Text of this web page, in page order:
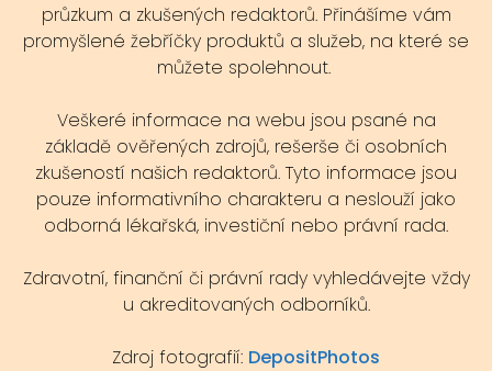
průzkum a zkušených redaktorů. Přinášíme vám
promyšlené žebříčky produktů a služeb, na které se
můžete spolehnout.
Veškeré informace na webu jsou psané na
základě ověřených zdrojů, rešerše či osobních
zkušeností našich redaktorů. Tyto informace jsou
pouze informativního charakteru a neslouží jako
odborná lékařská, investiční nebo právní rada.
Zdravotní, finanční či právní rady vyhledávejte vždy
u akreditovaných odborníků.
Zdroj fotografií: DepositPhotos